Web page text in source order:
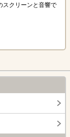
クリーンと音響で